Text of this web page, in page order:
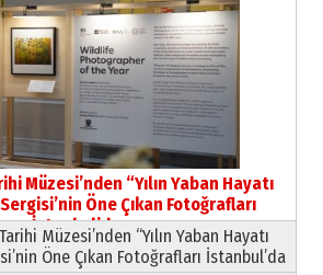
Gündoğdu
ÜÇ KIZI
2026 Perşembe
Sebahattin Şirin’e
2026 Pazartesi
Müzesi’nden “Yılın Yaban Hayatı
Öne Çıkan Fotoğrafları
İstanbul’da
Müzesi’nden “Yılın Yaban Hayatı
Öne Çıkan Fotoğrafları İstanbul’da